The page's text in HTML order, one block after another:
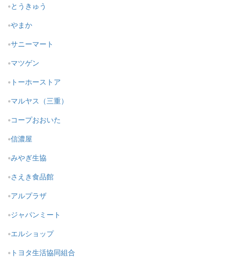
とうきゅう
やまか
サニーマート
マツゲン
トーホーストア
マルヤス（三重）
コープおおいた
信濃屋
みやぎ生協
さえき食品館
アルプラザ
ジャパンミート
エルショップ
トヨタ生活協同組合